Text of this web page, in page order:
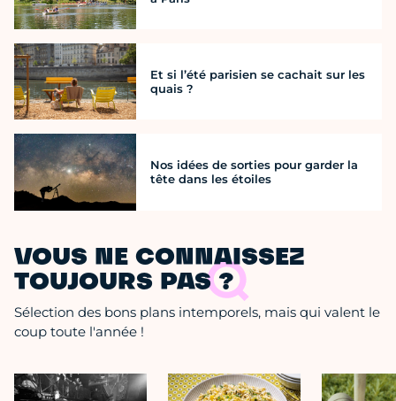
Et si l’été parisien se cachait sur les
quais ?
Nos idées de sorties pour garder la
tête dans les étoiles
VOUS NE CONNAISSEZ
TOUJOURS PAS ?
Sélection des bons plans intemporels, mais qui valent le
coup toute l'année !